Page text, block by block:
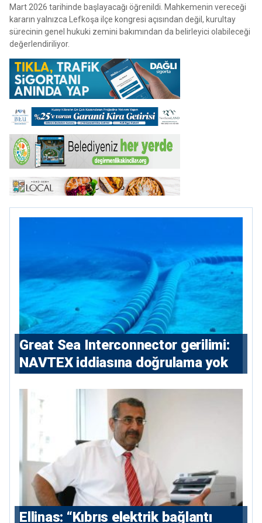
Mart 2026 tarihinde başlayacağı öğrenildi. Mahkemenin vereceği
kararın yalnızca Lefkoşa ilçe kongresi açısından değil, kurultay
sürecinin genel hukuki zemini bakımından da belirleyici olabileceği
değerlendiriliyor.
Great Sea Interconnector gerilimi:
NAVTEX iddiasına doğrulama yok
Ellinas: “Kıbrıs elektrik bağlantı